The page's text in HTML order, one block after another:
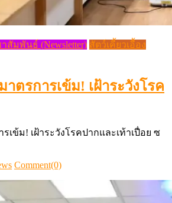
สัมพันธ์ (Newsletter) สัตว์เคี้ยวเอื้อง
าตรการเข้ม! เฝ้าระวังโรค
เข้ม! เฝ้าระวังโรคปากและเท้าเปื่อย ซ
Comment(0)